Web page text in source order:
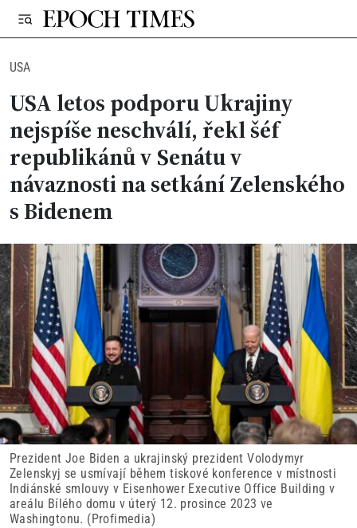
USA
USA letos podporu Ukrajiny
nejspíše neschválí, řekl šéf
republikánů v Senátu v
návaznosti na setkání Zelenského
s Bidenem
Prezident Joe Biden a ukrajinský prezident Volodymyr
Zelenskyj se usmívají během tiskové konference v místnosti
Indiánské smlouvy v Eisenhower Executive Office Building v
areálu Bílého domu v úterý 12. prosince 2023 ve
Washingtonu. (Profimedia)